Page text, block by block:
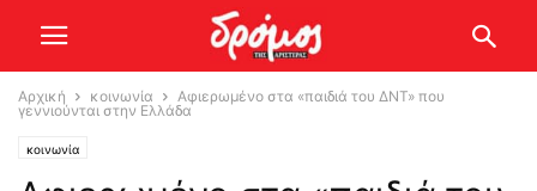
Αρχική κοινωνία
Αφιερωμένο στα «παιδιά του ΔΝΤ» που
γεννιούνται στην Ελλάδα
κοινωνία